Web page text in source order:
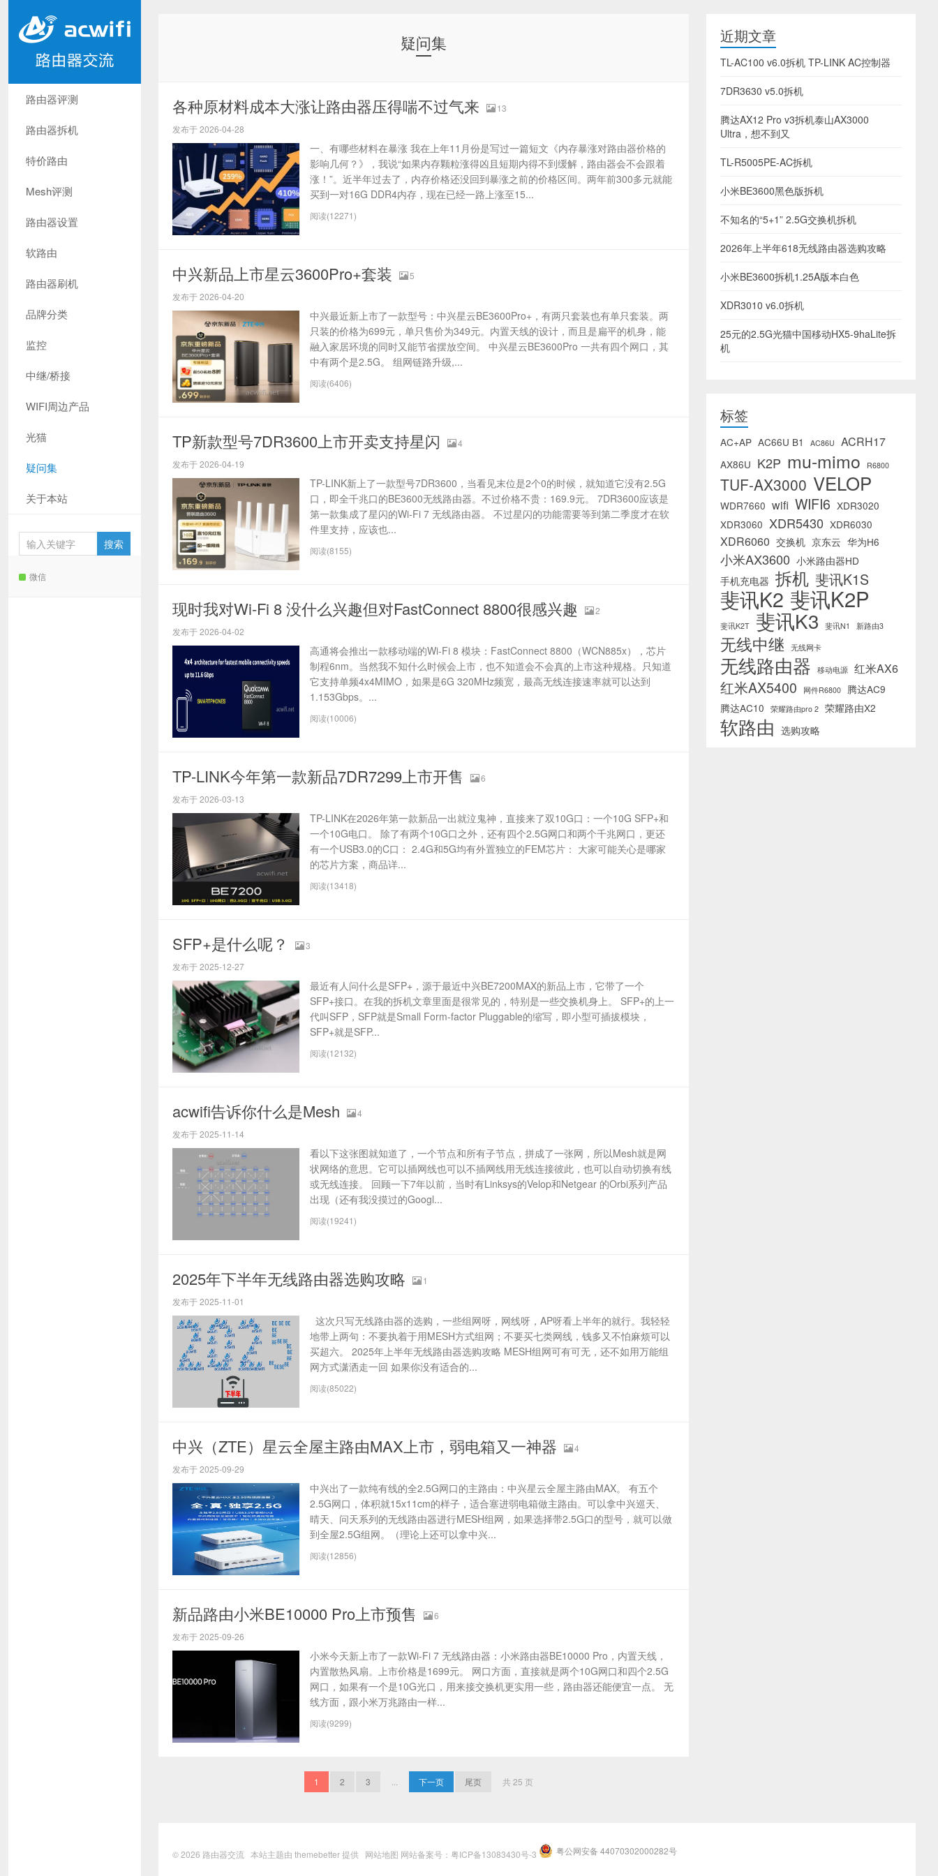
路由器评测
路由器拆机
特价路由
Mesh评测
路由器设置
软路由
路由器刷机
品牌分类
监控
中继/桥接
WIFI周边产品
光猫
疑问集
关于本站
微信
疑问集
各种原材料成本大涨让路由器压得喘不过气来
13
发布于 2026-04-28
一、有哪些材料在暴涨 我在上年11月份是写过一篇短文《内存暴涨对路由器价格的
影响几何？》，我说“如果内存颗粒涨得凶且短期内得不到缓解，路由器会不会跟着
涨！”。近半年过去了，内存价格还没回到暴涨之前的价格区间。两年前300多元就能
买到一对16G DDR4内存，现在已经一路上涨至15...
阅读(12271)
中兴新品上市星云3600Pro+套装
5
发布于 2026-04-20
中兴最近新上市了一款型号：中兴星云BE3600Pro+，有两只套装也有单只套装。两
只装的价格为699元，单只售价为349元。内置天线的设计，而且是扁平的机身，能
融入家居环境的同时又能节省摆放空间。 中兴星云BE3600Pro 一共有四个网口，其
中有两个是2.5G。 组网链路升级,...
阅读(6406)
TP新款型号7DR3600上市开卖支持星闪
4
发布于 2026-04-19
TP-LINK新上了一款型号7DR3600，当看见末位是2个0的时候，就知道它没有2.5G
口，即全千兆口的BE3600无线路由器。不过价格不贵：169.9元。 7DR3600应该是
第一款集成了星闪的Wi-Fi 7 无线路由器。 不过星闪的功能需要等到第二季度才在软
件里支持，应该也...
阅读(8155)
现时我对Wi-Fi 8 没什么兴趣但对FastConnect 8800很感兴趣
2
发布于 2026-04-02
高通将会推出一款移动端的Wi-Fi 8 模块：FastConnect 8800（WCN885x），芯片
制程6nm。当然我不知什么时候会上市，也不知道会不会真的上市这种规格。只知道
它支持单频4x4MIMO，如果是6G 320MHz频宽，最高无线连接速率就可以达到
1.153Gbps。...
阅读(10006)
TP-LINK今年第一款新品7DR7299上市开售
6
发布于 2026-03-13
TP-LINK在2026年第一款新品一出就泣鬼神，直接来了双10G口：一个10G SFP+和
一个10G电口。 除了有两个10G口之外，还有四个2.5G网口和两个千兆网口，更还
有一个USB3.0的C口： 2.4G和5G均有外置独立的FEM芯片： 大家可能关心是哪家
的芯片方案，商品详...
阅读(13418)
SFP+是什么呢？
3
发布于 2025-12-27
最近有人问什么是SFP+，源于最近中兴BE7200MAX的新品上市，它带了一个
SFP+接口。在我的拆机文章里面是很常见的，特别是一些交换机身上。 SFP+的上一
代叫SFP，SFP就是Small Form-factor Pluggable的缩写，即小型可插拔模块，
SFP+就是SFP...
阅读(12132)
acwifi告诉你什么是Mesh
4
发布于 2025-11-14
看以下这张图就知道了，一个节点和所有子节点，拼成了一张网，所以Mesh就是网
状网络的意思。它可以插网线也可以不插网线用无线连接彼此，也可以自动切换有线
或无线连接。 回顾一下7年以前，当时有Linksys的Velop和Netgear 的Orbi系列产品
出现（还有我没摸过的Googl...
阅读(19241)
2025年下半年无线路由器选购攻略
1
发布于 2025-11-01
这次只写无线路由器的选购，一些组网呀，网线呀，AP呀看上半年的就行。我轻轻
地带上两句：不要执着于用MESH方式组网；不要买七类网线，钱多又不怕麻烦可以
买超六。 2025年上半年无线路由器选购攻略 MESH组网可有可无，还不如用万能组
网方式潇洒走一回 如果你没有适合的...
阅读(85022)
中兴（ZTE）星云全屋主路由MAX上市，弱电箱又一神器
4
发布于 2025-09-29
中兴出了一款纯有线的全2.5G网口的主路由：中兴星云全屋主路由MAX。 有五个
2.5G网口，体积就15x11cm的样子，适合塞进弱电箱做主路由。可以拿中兴巡天、
晴天、问天系列的无线路由器进行MESH组网，如果选择带2.5G口的型号，就可以做
到全屋2.5G组网。（理论上还可以拿中兴...
阅读(12856)
新品路由小米BE10000 Pro上市预售
6
发布于 2025-09-26
小米今天新上市了一款Wi-Fi 7 无线路由器：小米路由器BE10000 Pro，内置天线，
内置散热风扇。上市价格是1699元。 网口方面，直接就是两个10G网口和四个2.5G
网口，如果有一个是10G光口，用来接交换机更实用一些，路由器还能便宜一点。 无
线方面，跟小米万兆路由一样...
阅读(9299)
1 2 3 下一页 尾页 共 25 页
近期文章
TL-AC100 v6.0拆机 TP-LINK AC控制器
7DR3630 v5.0拆机
腾达AX12 Pro v3拆机泰山AX3000
Ultra，想不到又
TL-R5005PE-AC拆机
小米BE3600黑色版拆机
不知名的“5+1” 2.5G交换机拆机
2026年上半年618无线路由器选购攻略
小米BE3600拆机1.25A版本白色
XDR3010 v6.0拆机
25元的2.5G光猫中国移动HX5-9haLite拆
机
标签
AC+AP AC66U B1 AC86U ACRH17
AX86U K2P mu-mimo R6800
TUF-AX3000 VELOP
WDR7660 wifi WIFI6 XDR3020
XDR3060 XDR5430 XDR6030
XDR6060 交换机 京东云 华为H6
小米AX3600 小米路由器HD
手机充电器 拆机 斐讯K1S
斐讯K2 斐讯K2P
斐讯K2T 斐讯K3 斐讯N1 新路由3
无线中继 无线网卡
无线路由器 移动电源 红米AX6
红米AX5400 网件R6800
腾达AC9
腾达AC10
荣耀路由pro 2 荣耀路由X2
软路由 选购攻略
© 2026 路由器交流 本站主题由 themebetter提供 网站地图 网站备案号：粤ICP备13083430号-3 粤公网安备 44070302000282号